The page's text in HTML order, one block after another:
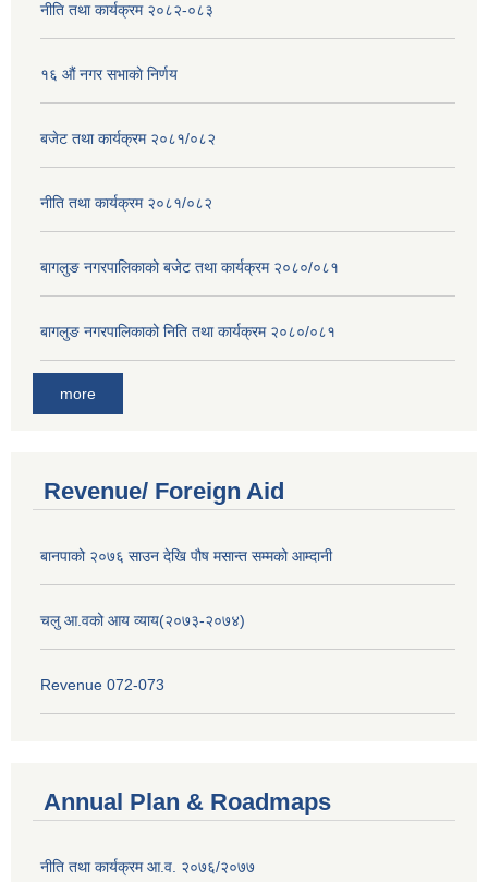
नीति तथा कार्यक्रम २०८२-०८३
१६ ‌औं नगर सभाकाे निर्णय
बजेट तथा कार्यक्रम २०८१/०८२
नीति तथा कार्यक्रम २०८१/०८२
बागलुङ नगरपालिकाको बजेट तथा कार्यक्रम २०८०/०८१
बागलुङ नगरपालिकाको निति तथा कार्यक्रम २०८०/०८१
more
Revenue/ Foreign Aid
बानपाको २०७६ साउन देखि पौष मसान्त सम्मको आम्दानी
चलु आ.वको आय व्याय(२०७३-२०७४)
Revenue 072-073
Annual Plan & Roadmaps
नीति तथा कार्यक्रम आ.व. २०७६/२०७७